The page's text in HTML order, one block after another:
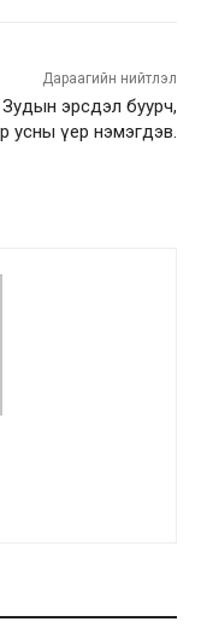
Дараагийн нийтлэл
эрсдэл буурч,
усны үер нэмэгдэв.